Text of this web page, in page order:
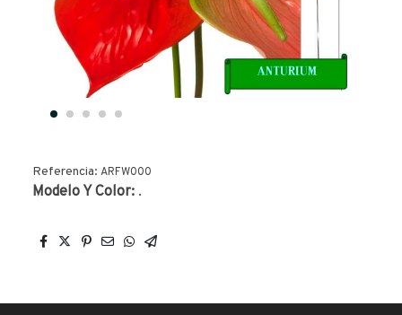
Referencia: ARFW000
Modelo Y Color: .